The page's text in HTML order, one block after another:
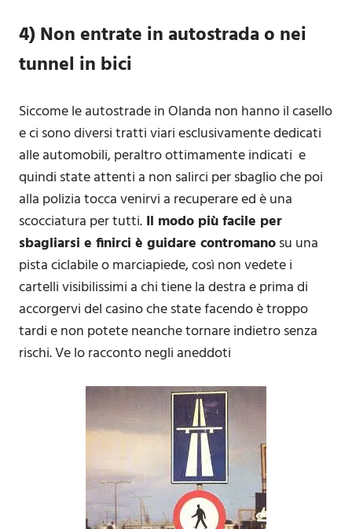
4) Non entrate in autostrada o nei
tunnel in bici
Siccome le autostrade in Olanda non hanno il casello
e ci sono diversi tratti viari esclusivamente dedicati
alle automobili, peraltro ottimamente indicati e
quindi state attenti a non salirci per sbaglio che poi
alla polizia tocca venirvi a recuperare ed è una
scocciatura per tutti. Il modo più facile per
sbagliarsi e finirci è guidare contromanosu una
pista ciclabile o marciapiede, così non vedete i
cartelli visibilissimi a chi tiene la destra e prima di
accorgervi del casino che state facendo è troppo
tardi e non potete neanche tornare indietro senza
rischi. Ve lo racconto negli aneddoti